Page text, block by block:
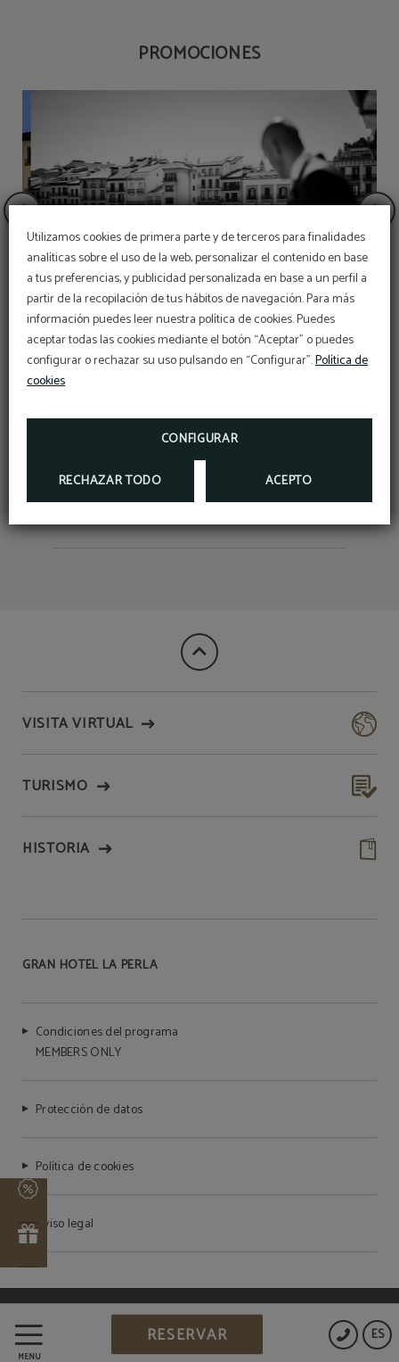
Utilizamos cookies de primera parte y de terceros para finalidades
analíticas sobre el uso de la web, personalizar el contenido en base
a tus preferencias, y publicidad personalizada en base a un perfil a
partir de la recopilación de tus hábitos de navegación. Para más
información puedes leer nuestra política de cookies. Puedes
aceptar todas las cookies mediante el botón “Aceptar” o puedes
configurar o rechazar su uso pulsando en “Configurar”.Política de
cookies
CONFIGURAR
RECHAZAR TODO ACEPTO
MENÚ
ES
RESERVAR
PROMOCIONES
Noche de bodas
VISITA VIRTUAL
TURISMO
HISTORIA
GRAN HOTEL LA PERLA
Condiciones del programa
MEMBERS ONLY
Protección de datos
Política de cookies
Aviso legal
Powered by Keytel
Compra segura
INFORMACION@GRANHOTELLAPERLA.COM
Reservas San Fermín
DISFRUTE DE LA FESTIVIDAD MÁS
IMPORTANTE EN NUESTRO HOTEL
Teléfono:
RESERVA YA